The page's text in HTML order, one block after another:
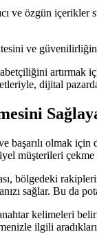
ve özgün içerikler
ve
artırmak
dijital
başarılı olmak
müşterileri
bölgedeki
sağlar. Bu
kelimeleri
ilgili aradıkları